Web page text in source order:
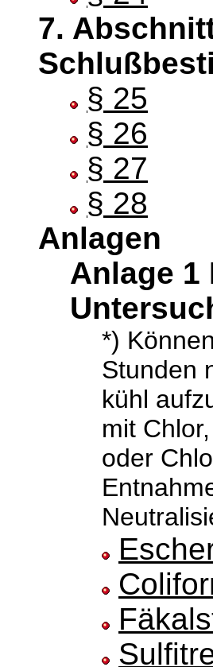
7.
§ 25
§ 26
§ 27
§ 28
Anlagen
Anlage
*)
Stunden
kühl
mit
oder